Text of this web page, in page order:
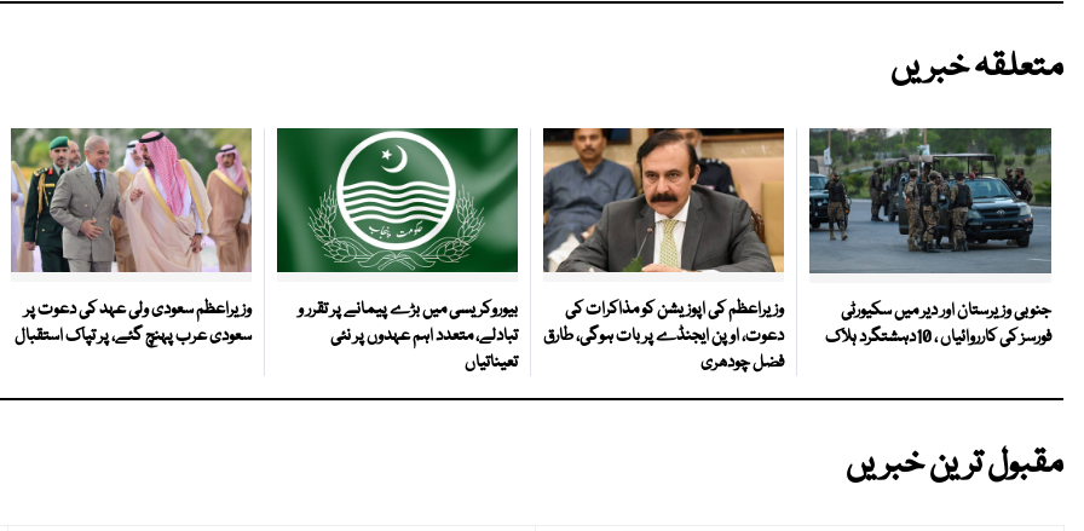
متعلقہ خبریں
جنوبی وزیرستان اور دیر میں سکیورٹی
فورسز کی کارروائیاں ، 10دہشتگرد ہلاک
وزیراعظم کی اپوزیشن کو مذاکرات کی
دعوت، اوپن ایجنڈے پر بات ہوگی، طارق
فضل چودھری
بیوروکریسی میں بڑے پیمانے پر تقرر و
تبادلے، متعدد اہم عہدوں پر نئی
تعیناتیاں
وزیراعظم سعودی ولی عہد کی دعوت پر
سعودی عرب پہنچ گئے، پر تپاک استقبال
مقبول ترین خبریں